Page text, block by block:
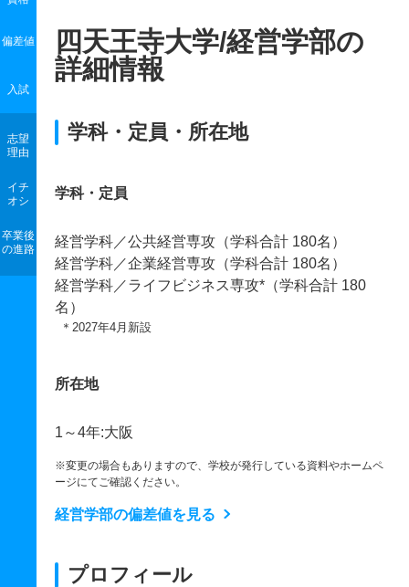
偏差値
入試
志望
理由
イチ
オシ
卒業後
の進路
四天王寺大学/経営学部の
詳細情報
学科・定員・所在地
学科・定員
経営学科／公共経営専攻（学科合計 180名）
経営学科／企業経営専攻（学科合計 180名）
経営学科／ライフビジネス専攻*（学科合計 180
名）
＊2027年4月新設
所在地
1～4年:大阪
※変更の場合もありますので、学校が発行している資料やホームペ
ージにてご確認ください。
経営学部の偏差値を見る
プロフィール